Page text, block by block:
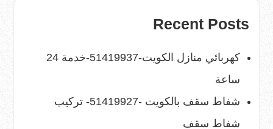
Recent Posts
كهربائي منازل الكويت-51419937-خدمة 24
ساعة
شفاط سقف بالكويت -51419927- تركيب
شفاط سقف